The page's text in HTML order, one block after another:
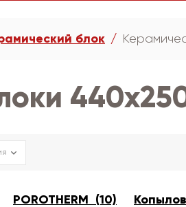
блок
POROTHERM (10)